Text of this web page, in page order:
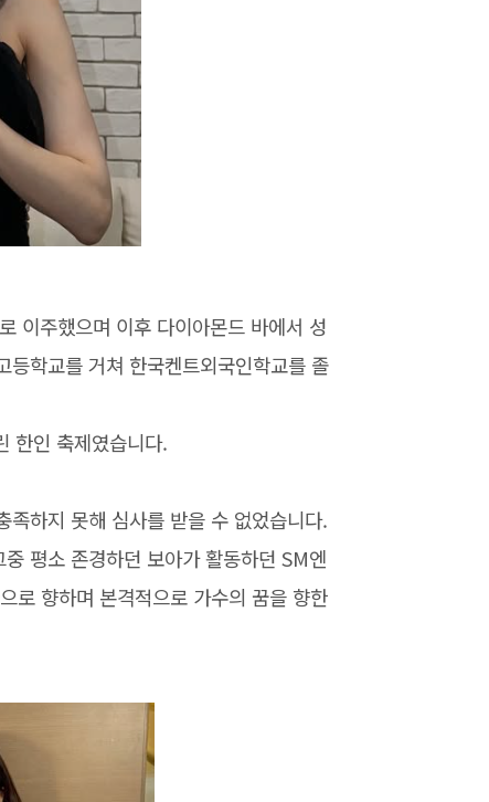
이주했으며 이후 다이아몬드 바에서 성
학교를 거쳐 한국켄트외국인학교를 졸
한인 축제였습니다.
하지 못해 심사를 받을 수 없었습니다.
평소 존경하던 보아가 활동하던 SM엔
로 향하며 본격적으로 가수의 꿈을 향한